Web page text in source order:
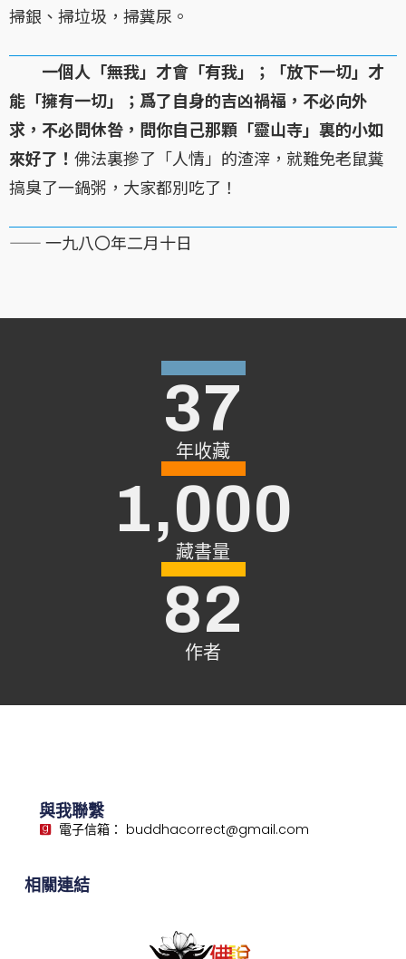
掃銀、掃垃圾，掃糞尿。
一個人「無我」才會「有我」；「放下一切」才
能「擁有一切」；爲了自身的吉凶禍福，不必向外
求，不必問休咎，問你自己那顆「靈山寺」裏的小如
來好了！ 佛法裏摻了「人情」的渣滓，就難免老鼠糞
搞臭了一鍋粥，大家都別吃了！
—— 一九八〇年二月十日
年收藏
37
藏書量
1,000
作者
82
與我聯繫
電子信箱： buddhacorrect@gmail.com
相關連結